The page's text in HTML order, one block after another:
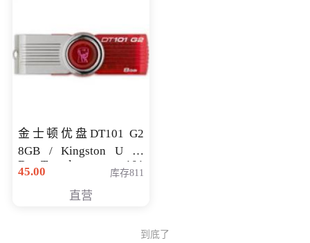
金士顿优盘DT101 G2
8GB / Kingston U 盘
DataTraveler 101
Generati
45.00 库存811
直营
到底了